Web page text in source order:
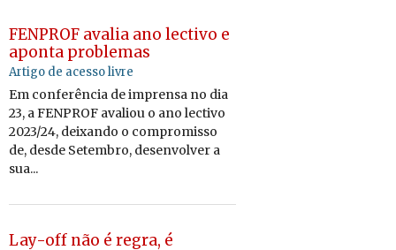
FENPROF avalia ano lectivo e
aponta problemas
Artigo de acesso livre
Em conferência de imprensa no dia
23, a FENPROF avaliou o ano lectivo
2023/24, deixando o compromisso
de, desde Setembro, desenvolver a
sua...
Lay-off não é regra, é